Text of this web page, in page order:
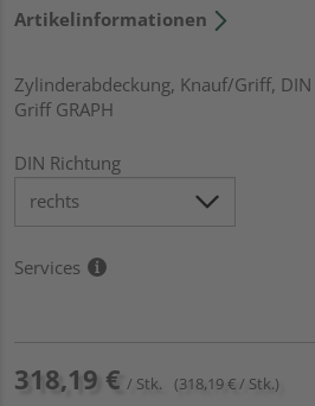
Artikelinformationen
Zylinderabdeckung, Knauf/Griff,
Griff GRAPH
DIN Richtung
Services
318,19 € / Stk. (318,19 € / Stk.)